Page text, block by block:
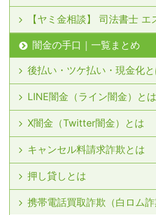
【ヤミ金相談】 司法書士
闇金の手口｜一覧まとめ
後払い・ツケ払い・現金化
LINE闇金（ライン闇金）とは
X闇金（Twitter闇金）とは
キャンセル料請求詐欺とは
押し貸しとは
携帯電話買取詐欺（白ロム